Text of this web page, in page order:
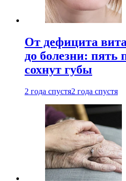
От дефицита
до болезни: пять
сохнут губы
2 года спустя2 года спустя